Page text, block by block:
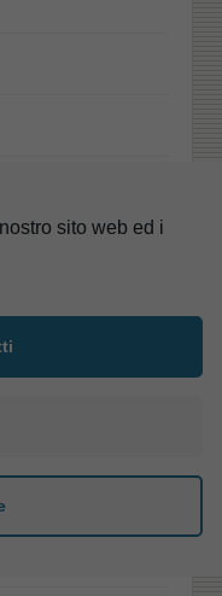
sito web ed i